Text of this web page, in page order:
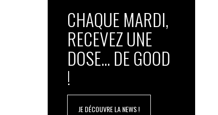
CHAQUE MARDI,
RECEVEZ UNE
DOSE... DE GOOD
!
JE DÉCOUVRE LA NEWS !